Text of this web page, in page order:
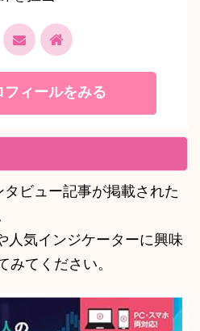
フィールをみる
ビュー記事が掲載された
気インジケーターに興味
みてください。